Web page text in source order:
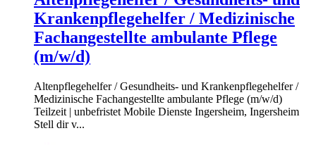
Krankenpflegehelfer / Medizinische
Fachangestellte ambulante Pflege
(m/w/d)
Altenpflegehelfer / Gesundheits- und Krankenpflegehelfer /
Medizinische Fachangestellte ambulante Pflege (m/w/d)
Teilzeit | unbefristet Mobile Dienste Ingersheim, Ingersheim
Stell dir v...